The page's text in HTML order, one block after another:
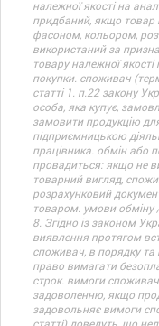
належної якості на
придбаний, якщо
фасоном, кольором,
використаний за
товару належної
покупки. споживач
статті 1. п.22 закону
особа, яка купує,
замовити продукцію
підприємницькою
працівника. обмін або
провадиться: якщо не
товарний вигляд,
розрахунковий
товаром. умови обміну
8. Згідно із законом
виявлення протягом
споживач, в порядку та
право вимагати
строк. вимоги
задоволенню, якщо
задовольняє вимоги